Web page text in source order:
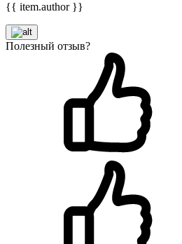
{{ item.author }}
Полезный отзыв?